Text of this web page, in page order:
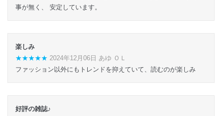
事が無く、 安定しています。
楽しみ
★★★★★ 2024年12月06日 あゆ ＯＬ
ファッション以外にもトレンドを抑えていて、読むのが楽しみ
好評の雑誌♪